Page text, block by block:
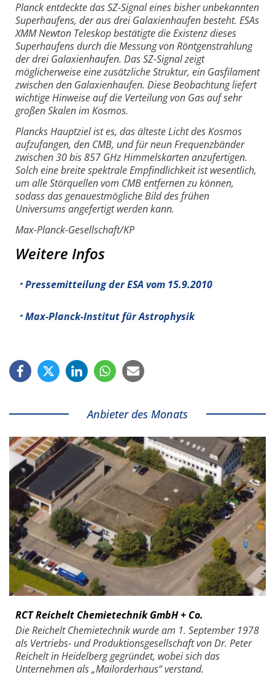
Planck entdeckte das SZ-Signal eines bisher unbekannten
Superhaufens, der aus drei Galaxienhaufen besteht. ESAs
XMM Newton Teleskop bestätigte die Existenz dieses
Superhaufens durch die Messung von Röntgenstrahlung
der drei Galaxienhaufen. Das SZ-Signal zeigt
möglicherweise eine zusätzliche Struktur, ein Gasfilament
zwischen den Galaxienhaufen. Diese Beobachtung liefert
wichtige Hinweise auf die Verteilung von Gas auf sehr
großen Skalen im Kosmos.
Plancks Hauptziel ist es, das älteste Licht des Kosmos
aufzufangen, den CMB, und für neun Frequenzbänder
zwischen 30 bis 857 GHz Himmelskarten anzufertigen.
Solch eine breite spektrale Empfindlichkeit ist wesentlich,
um alle Störquellen vom CMB entfernen zu können,
sodass das genauestmögliche Bild des frühen
Universums angefertigt werden kann.
Max-Planck-Gesellschaft/KP
Weitere Infos
Pressemitteilung der ESA vom 15.9.2010
Max-Planck-Institut für Astrophysik
Anbieter des Monats
RCT Reichelt Chemietechnik GmbH + Co.
Die Reichelt Chemietechnik wurde am 1. September 1978
als Vertriebs- und Produktionsgesellschaft von Dr. Peter
Reichelt in Heidelberg gegründet, wobei sich das
Unternehmen als „Mailorderhaus“ verstand.